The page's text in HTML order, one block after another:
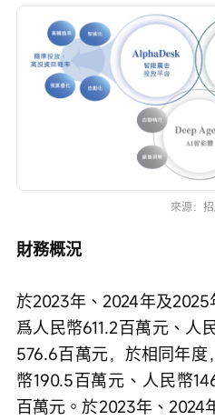
來源：
財務概況
於2023年、2024年及
爲人民幣611.2百萬元、人
576.6百萬元，於相同年
幣190.5百萬元、人民幣
百萬元。於2023年、2024